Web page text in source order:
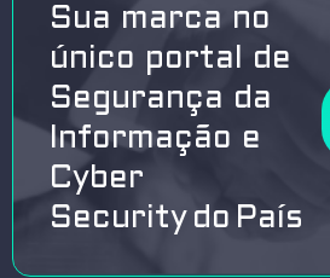
Sua marca no
único portal de
Segurança da
Informação e
Cyber
Security do País